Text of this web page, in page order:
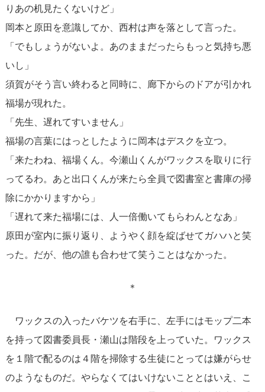
りあの机見たくないけど」
岡本と原田を意識してか、西村は声を落として言った。
「でもしょうがないよ。あのままだったらもっと気持ち悪
いし」
須賀がそう言い終わると同時に、廊下からのドアが引かれ
福場が現れた。
「先生、遅れてすいません」
福場の言葉にはっとしたように岡本はデスクを立つ。
「来たわね、福場くん。今瀬山くんがワックスを取りに行
ってるわ。あと出口くんが来たら全員で図書室と書庫の掃
除にかかりますから」
「遅れて来た福場には、人一倍働いてもらわんとなあ」
原田が室内に振り返り、ようやく顔を綻ばせてガハハと笑
った。だが、他の誰も合わせて笑うことはなかった。
＊
ワックスの入ったバケツを右手に、左手にはモップ二本
を持って図書委員長・瀬山は階段を上っていた。ワックス
を１階で配るのは４階を掃除する生徒にとっては嫌がらせ
のようなものだ。やらなくてはいけないこととはいえ、こ